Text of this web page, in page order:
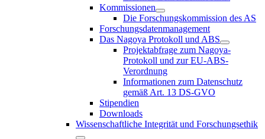
Kommissionen
Die Forschungskommission des AS
Forschungsdatenmanagement
Das Nagoya Protokoll und ABS
Projektabfrage zum Nagoya-
Protokoll und zur EU-ABS-
Verordnung
Informationen zum Datenschutz
gemäß Art. 13 DS-GVO
Stipendien
Downloads
Wissenschaftliche Integrität und Forschungsethik